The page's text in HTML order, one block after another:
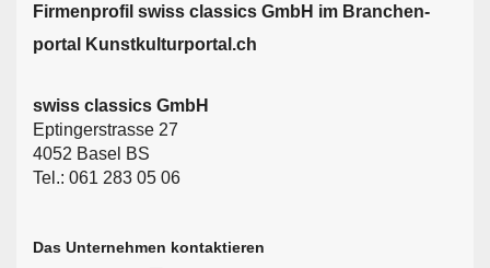
Firmen­profil swiss classics GmbH im Branchen­
portal Kunstkulturportal.ch
swiss classics GmbH
Eptingerstrasse 27
4052 Basel BS
Tel.: 061 283 05 06
Das Unternehmen kontaktieren